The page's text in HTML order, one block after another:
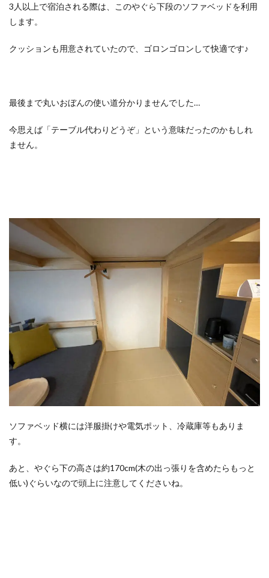
3人以上で宿泊される際は、このやぐら下段のソファベッドを利用
します。
クッションも用意されていたので、ゴロンゴロンして快適です♪
最後まで丸いおぼんの使い道分かりませんでした…
今思えば「テーブル代わりどうぞ」という意味だったのかもしれ
ません。
ソファベッド横には洋服掛けや電気ポット、冷蔵庫等もありま
す。
あと、やぐら下の高さは約170cm(木の出っ張りを含めたらもっと
低い)ぐらいなので頭上に注意してくださいね。